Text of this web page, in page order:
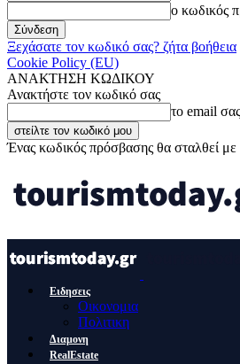
ο κωδικός
Ξεχάσατε τον κωδικό σας? ζήτα βοήθεια
Cookie Policy (EU)
ΑΝΑΚΤΗΣΗ ΚΩΔΙΚΟΥ
Ανακτήστε τον κωδικό σας
το email σας
Ένας κωδικός πρόσβασης θα σταλθεί
Ειδησεις
Οικονομια
Πολιτικη
Διαμονη
RealEstate